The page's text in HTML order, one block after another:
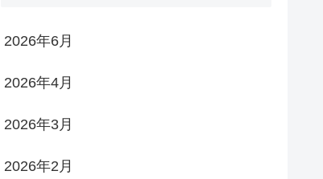
2026年6月
2026年4月
2026年3月
2026年2月